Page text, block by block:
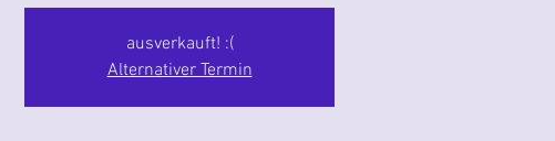
ausverkauft! :(
Alternativer Termin